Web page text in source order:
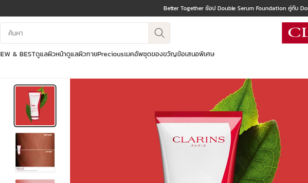
ข้ามไปยังเนื้อหา
Better Together ช้อป Double Serum Foundation คู่กับ
บันทึกข้อมูลค้นหา
& BESTดูแลผิวหน้าดูแลผิวกายPreciousเมคอัพชุดของขวัญข้อเสนอพิเศษ